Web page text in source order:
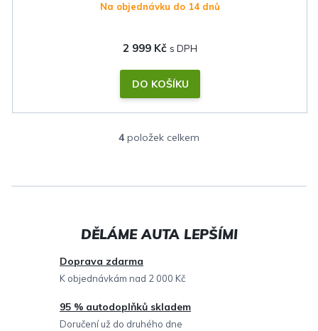
Na objednávku do 14 dnů
2 999 Kč
DO KOŠÍKU
O
l
a
í
p
r
4položek celkem
Doprava zdarma
K objednávkám nad 2 000 Kč
95 % autodoplňků skladem
Doručení už do druhého dne